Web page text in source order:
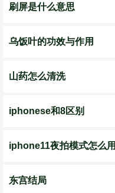
刷屏是什么意思
乌饭叶的功效与作用
山药怎么清洗
iphonese和8区别
iphone11夜拍模式怎么用
东宫结局